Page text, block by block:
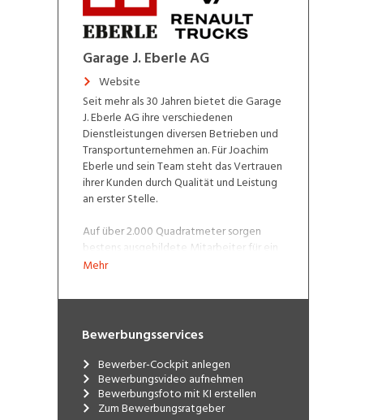
Garage J. Eberle AG
Website
Seit mehr als 30 Jahren bietet die Garage
J. Eberle AG ihre verschiedenen
Dienstleistungen diversen Betrieben und
Transportunternehmen an. Für Joachim
Eberle und sein Team steht das Vertrauen
ihrer Kunden durch Qualität und Leistung
an erster Stelle.
Auf über 2.000 Quadratmeter sorgen
bestens ausgebildete Mitarbeiter für ein
breites Leistungsangebot. Darunter fallen
Bereitstellungen sowie Reifenservice
Prüfstrasse werden Fahrwerk, Bremsen
und Lenkgeometrie auf ihre Funktion
geprüft und eingestellt. Die neuesten
Testgeräte führen Diagnose- und
Einstellungsarbeiten bei den LKW's bzw.
Anhängern und Aufliegern durch.
Mehr
Bewerbungsservices
Bewerber-Cockpit anlegen
Bewerbungsvideo aufnehmen
Bewerbungsfoto mit KI erstellen
Zum Bewerbungsratgeber